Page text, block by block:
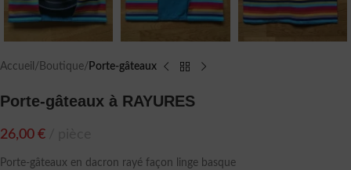
Accueil Boutique Porte-gâteaux
Porte-gâteaux à RAYURES
26,00 €
Porte-gâteaux en dacron rayé façon linge basque